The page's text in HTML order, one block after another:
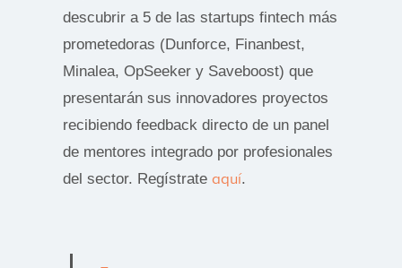
descubrir a 5 de las startups fintech más
prometedoras (Dunforce, Finanbest,
Minalea, OpSeeker y Saveboost) que
presentarán sus innovadores proyectos
recibiendo feedback directo de un panel
de mentores integrado por profesionales
del sector. Regístrate aquí.